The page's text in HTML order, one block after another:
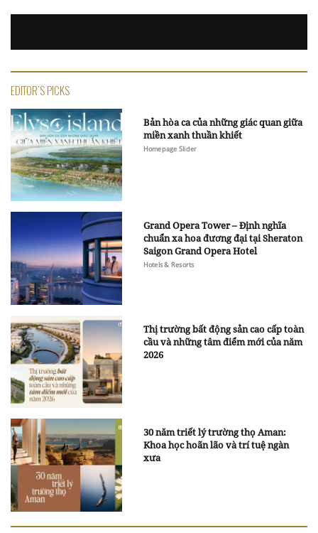
EDITOR'S PICKS
Bản hòa ca của những giác quan giữa
miền xanh thuần khiết
Homepage Slider
Grand Opera Tower – Định nghĩa
chuẩn xa hoa đương đại tại Sheraton
Saigon Grand Opera Hotel
Hotels & Resorts
Thị trường bất động sản cao cấp toàn
cầu và những tâm điểm mới của năm
2026
30 năm triết lý trường thọ Aman:
Khoa học hoãn lão và trí tuệ ngàn
xưa